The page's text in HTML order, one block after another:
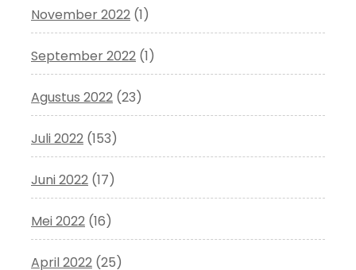
November 2022 (1)
September 2022 (1)
Agustus 2022 (23)
Juli 2022 (153)
Juni 2022 (17)
Mei 2022 (16)
April 2022 (25)